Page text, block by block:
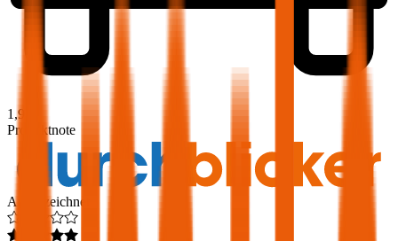
1,9
Produktnote
Ausgezeichnet